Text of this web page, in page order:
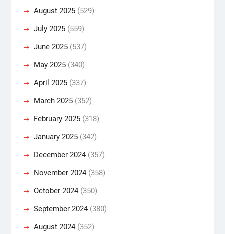
August 2025(529)
July 2025(559)
June 2025(537)
May 2025(340)
April 2025(337)
March 2025(352)
February 2025(318)
January 2025(342)
December 2024(357)
November 2024(358)
October 2024(350)
September 2024(380)
August 2024(352)